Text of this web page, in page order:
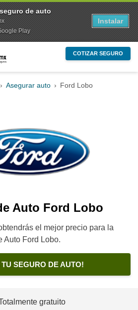
COTIZAR SEGURO
› Asegurar auto › Ford Lobo
Auto Ford Lobo
el mejor precio para la
Auto Ford Lobo.
TU SEGURO DE AUTO!
gratuito
de auto
Play
Instalar